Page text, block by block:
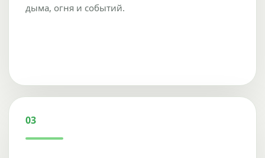
дыма, огня и событий.
03